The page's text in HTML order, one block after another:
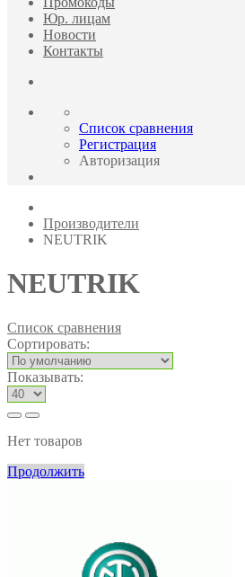
Юр. лицам
Новости
Контакты
Список сравнения
Регистрация
Авторизация
Производители
NEUTRIK
NEUTRIK
Список сравнения
Сортировать:
Показывать:
Нет товаров
Продолжить